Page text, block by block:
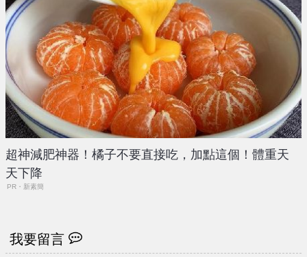
超神減肥神器！橘子不要直接吃，加點這個！體重天
天下降
PR・新素簡
我要留言